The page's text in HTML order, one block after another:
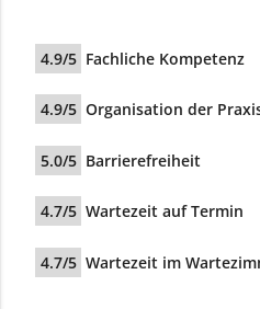
4.9/5 Fachliche Kompetenz
4.9/5 Organisation der
5.0/5 Barrierefreiheit
4.7/5 Wartezeit auf Termin
4.7/5 Wartezeit im